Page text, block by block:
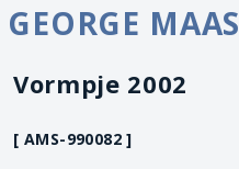
GEORGE MAAS
Vormpje 2002
[ AMS-990082 ]